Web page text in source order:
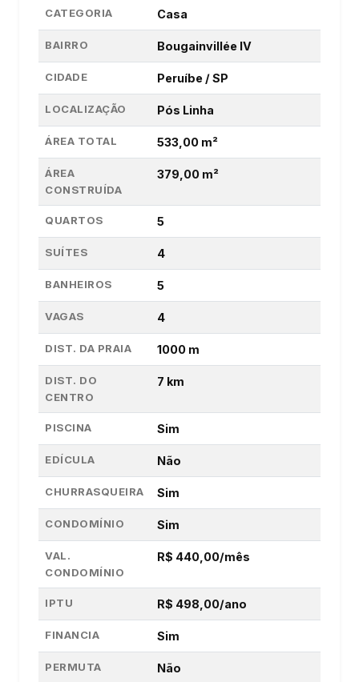
CATEGORIA Casa
BAIRRO Bougainvillée IV
CIDADE Peruíbe / SP
LOCALIZAÇÃO Pós Linha
ÁREA TOTAL 533,00 m²
ÁREA
CONSTRUÍDA
379,00 m²
QUARTOS 5
SUÍTES 4
BANHEIROS 5
VAGAS 4
DIST. DA PRAIA 1000 m
DIST. DO
CENTRO
7 km
PISCINA Sim
EDÍCULA Não
CHURRASQUEIRA Sim
CONDOMÍNIO Sim
VAL.
CONDOMÍNIO
R$ 440,00/mês
IPTU R$ 498,00/ano
FINANCIA Sim
PERMUTA Não